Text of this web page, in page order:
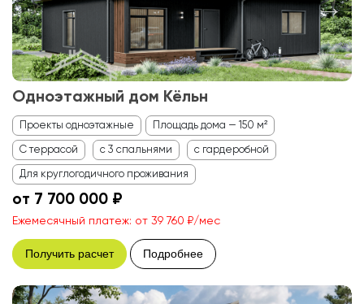
Одноэтажный дом Кёльн
Проекты одноэтажные Площадь дома — 150 м²
С террасой с 3 спальнями с гардеробной
Для круглогодичного проживания
от 7 700 000 ₽
Ежемесячный платеж: от 39 760 ₽/мес
Получить расчет Подробнее